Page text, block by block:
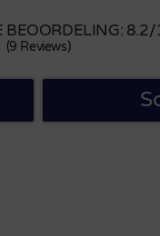
BEOORDELING:
(9 Reviews)